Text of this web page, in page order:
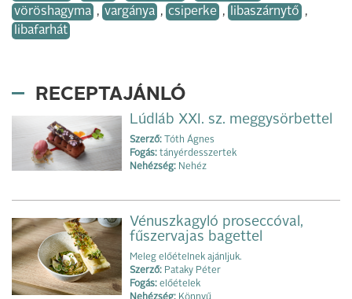
vöröshagyma , vargánya , csiperke , libaszárnytő ,
libafarhát
RECEPTAJÁNLÓ
Lúdláb XXI. sz. meggysörbettel
Szerző: Tóth Ágnes
Fogás: tányérdesszertek
Nehézség: Nehéz
Vénuszkagyló proseccóval,
fűszervajas bagettel
Meleg előételnek ajánljuk.
Szerző: Pataky Péter
Fogás: előételek